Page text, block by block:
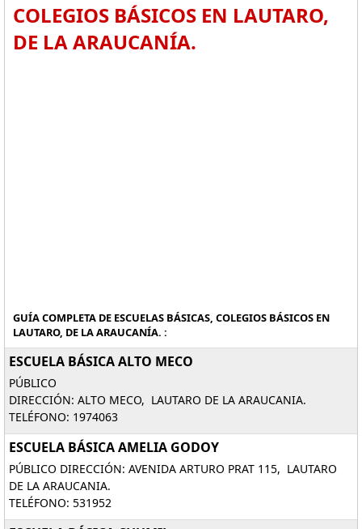
COLEGIOS BÁSICOS EN LAUTARO,
DE LA ARAUCANÍA.
GUÍA COMPLETA DE ESCUELAS BÁSICAS, COLEGIOS BÁSICOS EN
LAUTARO, DE LA ARAUCANÍA. :
ESCUELA BÁSICA ALTO MECO
PÚBLICO
DIRECCIÓN: ALTO MECO, LAUTARO DE LA ARAUCANIA.
TELÉFONO: 1974063
ESCUELA BÁSICA AMELIA GODOY
PÚBLICO DIRECCIÓN: AVENIDA ARTURO PRAT 115, LAUTARO
DE LA ARAUCANIA.
TELÉFONO: 531952